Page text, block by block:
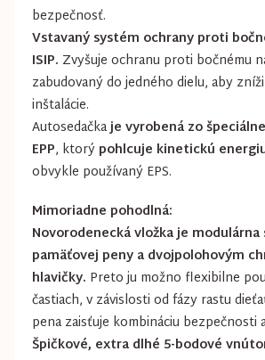
bezpečnosť.
Vstavaný systém ochrany proti
ISIP. Zvyšuje ochranu proti bočnému
zabudovaný do jedného dielu, aby
inštalácie.
Autosedačkaje vyrobená zo
EPP, ktorý pohlcuje kinetickú
obvykle používaný EPS.
Mimoriadne pohodlná:
Novorodenecká vložka je modulárna
pamäťovej peny a dvojpolohovým
hlavičky. Preto ju možno flexibilne
častiach, v závislosti od fázy rastu
pena zaisťuje kombináciu bezpečnosti
Špičkové, extra dlhé 5-bodové